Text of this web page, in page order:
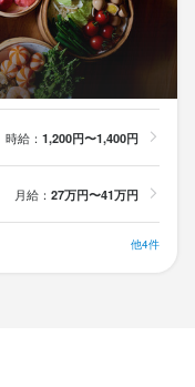
時給： 1,200円〜1,400円
月給： 27万円〜41万円
他4件